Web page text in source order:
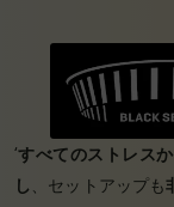
‘すべてのストレス
し 、セットアップも